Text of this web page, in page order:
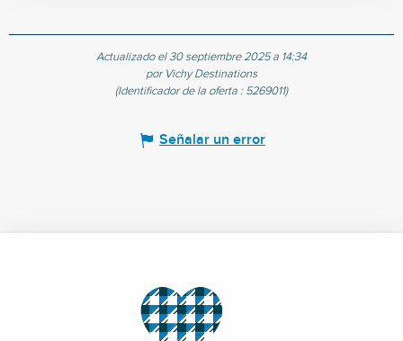
Actualizado el 30 septiembre 2025 a 14:34
por Vichy Destinations
(Identificador de la oferta : 5269011)
Señalar un error